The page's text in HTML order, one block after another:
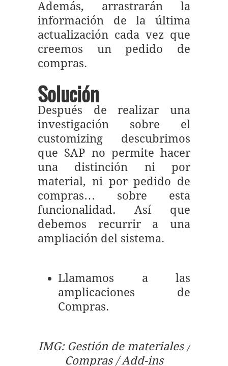
Además, arrastrarán la
información de la última
actualización cada vez que
creemos un pedido de
compras.
Solución
Después de realizar una
investigación sobre el
customizing descubrimos
que SAP no permite hacer
una distinción ni por
material, ni por pedido de
compras… sobre esta
funcionalidad. Así que
debemos recurrir a una
ampliación del sistema.
Llamamos a las
amplicaciones de
Compras.
IMG: Gestión de materiales /
Compras / Add-ins